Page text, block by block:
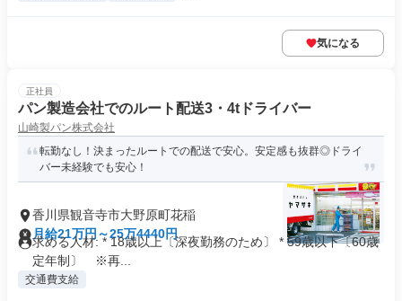
気になる
正社員
パン製造会社でのルート配送3・4tドライバー
山崎製パン株式会社
転勤なし！決まったルートでの配送で安心。安定感も抜群◎ドライ
バー未経験でも安心！
香川県観音寺市大野原町花稲
月給21万円～25万4440円
求める人材: * 18歳以上〔深夜勤務のため〕 * 59歳以下〔60歳
定年制〕 ※再...
交通費支給